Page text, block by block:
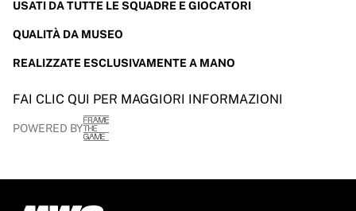
USATI DA TUTTE LE SQUADRE E GIOCATORI
QUALITÀ DA MUSEO
REALIZZATE ESCLUSIVAMENTE A MANO
FAI CLIC QUI PER MAGGIORI INFORMAZIONI
POWERED BY